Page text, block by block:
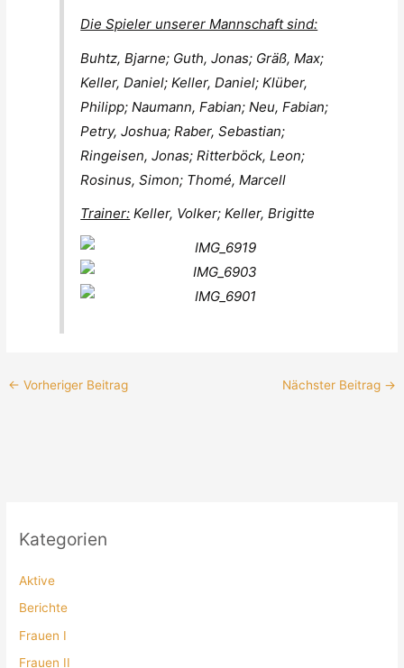
Kategorien
Aktive
Berichte
Frauen I
Frauen II
Die Spieler unserer Mannschaft sind:
Buhtz, Bjarne; Guth, Jonas; Gräß, Max;
Keller, Daniel; Keller, Daniel; Klüber,
Philipp; Naumann, Fabian; Neu, Fabian;
Petry, Joshua; Raber, Sebastian;
Ringeisen, Jonas; Ritterböck, Leon;
Rosinus, Simon; Thomé, Marcell
Trainer: Keller, Volker; Keller, Brigitte
← Vorheriger Beitrag Nächster Beitrag →